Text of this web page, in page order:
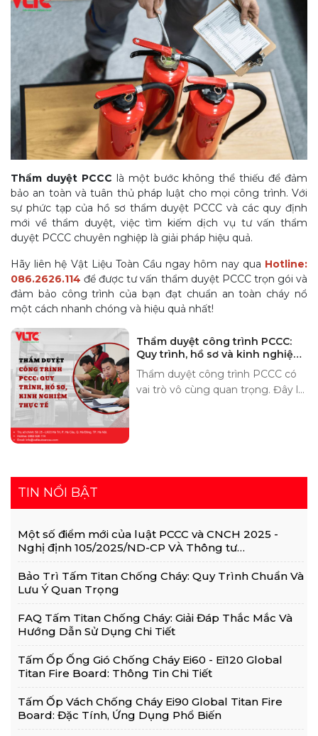
Thẩm duyệt PCCC là một bước không thể thiếu để đảm
bảo an toàn và tuân thủ pháp luật cho mọi công trình. Với
sự phức tạp của hồ sơ thẩm duyệt PCCC và các quy định
mới về thẩm duyệt, việc tìm kiếm dịch vụ tư vấn thẩm
duyệt PCCC chuyên nghiệp là giải pháp hiệu quả.
Hãy liên hệ Vật Liệu Toàn Cầu ngay hôm nay qua Hotline:
086.2626.114 để được tư vấn thẩm duyệt PCCC trọn gói và
đảm bảo công trình của bạn đạt chuẩn an toàn cháy nổ
một cách nhanh chóng và hiệu quả nhất!
Thẩm duyệt công trình PCCC:
Quy trình, hồ sơ và kinh nghiệm
thực tế
Thẩm duyệt công trình PCCC có
vai trò vô cùng quan trọng. Đây là
TIN NỔI BẬT
Một số điểm mới của luật PCCC và CNCH 2025 -
Nghị định 105/2025/ND-CP VÀ Thông tư
Bảo Trì Tấm Titan Chống Cháy: Quy Trình Chuẩn Và
Lưu Ý Quan Trọng
FAQ Tấm Titan Chống Cháy: Giải Đáp Thắc Mắc Và
Hướng Dẫn Sử Dụng Chi Tiết
Tấm Ốp Ống Gió Chống Cháy Ei60 - Ei120 Global
Titan Fire Board: Thông Tin Chi Tiết
Tấm Ốp Vách Chống Cháy Ei90 Global Titan Fire
Board: Đặc Tính, Ứng Dụng Phổ Biến